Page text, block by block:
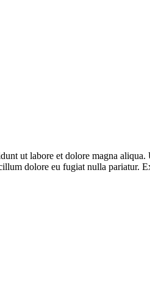
ut labore et dolore magna
dolore eu fugiat nulla